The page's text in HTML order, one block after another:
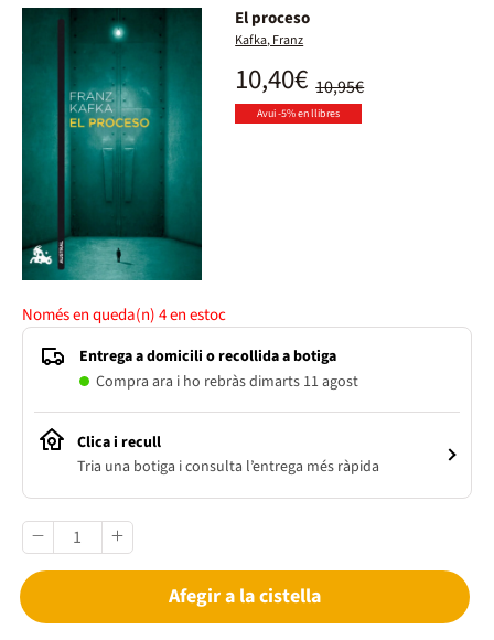
El proceso
Kafka, Franz
10,95€
10,40€
Avui -5% en llibres
Només en queda(n)4en estoc
Entrega a domicili o recollida a botiga
Compra ara i ho rebràs dimarts 11 agost
Clica i recull
Tria una botiga i consulta l’entrega més ràpida
Afegir a la cistella